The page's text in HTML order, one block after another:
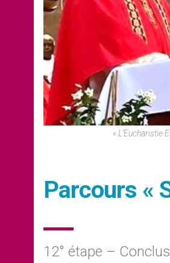
« L’Eucharistie
Parcours «
12° étape –